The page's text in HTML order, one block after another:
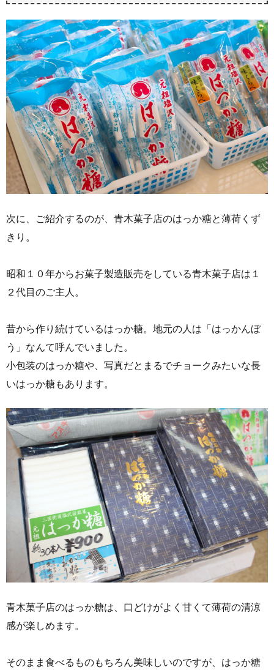
次に、ご紹介するのが、青木菓子店のはっか糖と薄荷くず
きり。
昭和１０年からお菓子製造販売をしている青木菓子店は１
２代目のご主人。
昔から作り続けているはっか糖。地元の人は「はっかんぼ
う」なんて呼んでいました。
小包装のはっか糖や、写真だとまるでチョークみたいな長
いはっか糖もあります。
青木菓子店のはっか糖は、口どけがよく甘くて薄荷の清涼
感が楽しめます。
そのまま食べるものもちろん美味しいのですが、はっか糖